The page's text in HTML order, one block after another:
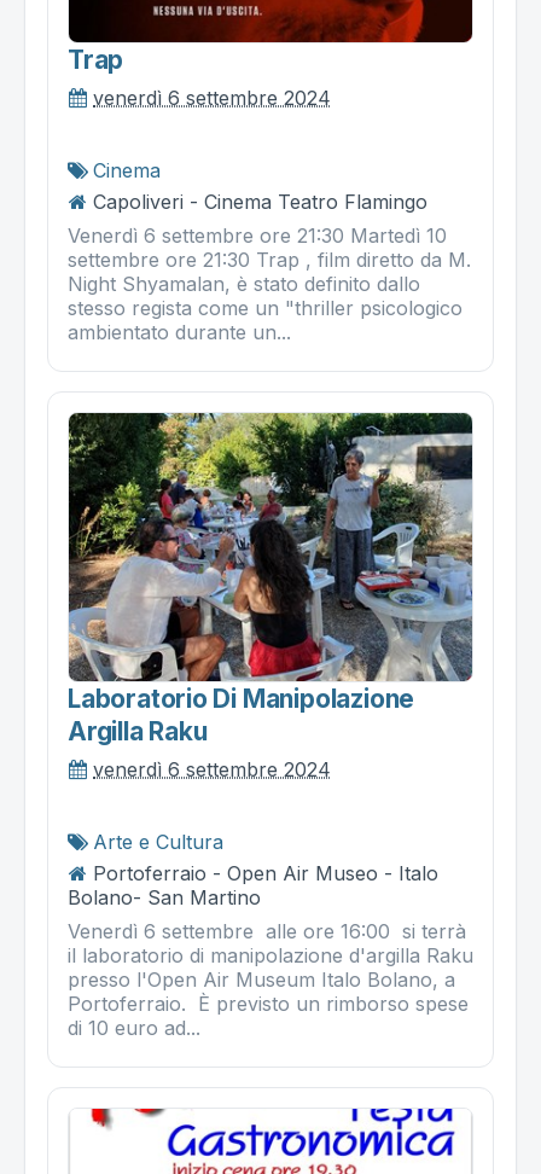
Trap
venerdì 6 settembre 2024
Cinema
Capoliveri - Cinema Teatro Flamingo
Venerdì 6 settembre ore 21:30 Martedì 10
settembre ore 21:30 Trap , film diretto da M.
Night Shyamalan, è stato definito dallo
stesso regista come un "thriller psicologico
ambientato durante un...
Laboratorio Di Manipolazione
Argilla Raku
venerdì 6 settembre 2024
Arte e Cultura
Portoferraio - Open Air Museo - Italo
Bolano- San Martino
Venerdì 6 settembre alle ore 16:00 si terrà
il laboratorio di manipolazione d'argilla Raku
presso l'Open Air Museum Italo Bolano, a
Portoferraio. È previsto un rimborso spese
di 10 euro ad...